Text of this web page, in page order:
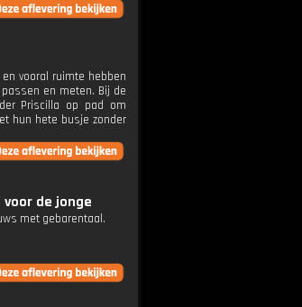
vooral ruimte hebben
en meten. Bij de
Priscilla op pad om
hun hete busje zonder
de jonge
met gebarentaal.